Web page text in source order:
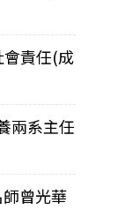
責任(成
兩系主任
曾光華